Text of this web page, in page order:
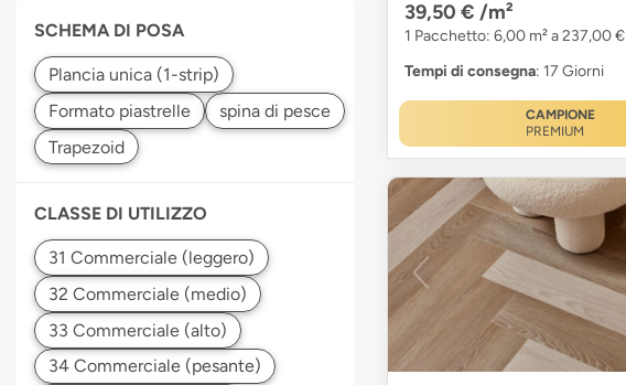
SCHEMA DI POSA
CLASSE DI UTILIZZO
39,50 € /m²
1 Pacchetto: 6,00 m² a 237,00 €
Tempi di consegna: 17 Giorni
CAMPIONE
PREMIUM